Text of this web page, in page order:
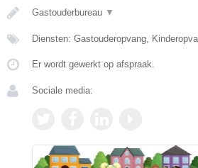
Gastouderbureau ▼
Diensten: Gastouderopvang,
Er wordt gewerkt op afspraak.
Sociale media: